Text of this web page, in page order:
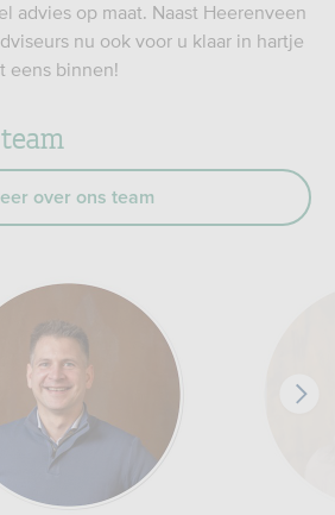
advies op maat. Naast Heerenveen
nu ook voor u klaar in hartje
eens binnen!
over ons team